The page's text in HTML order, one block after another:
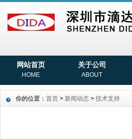
网站首页
HOME
关于公司
ABOUT
你的位置： 首页 > 新闻动态 > 技术支持